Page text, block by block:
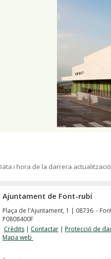
i hora de la darrera
Ajuntament de Font-rubí
Plaça de l'Ajuntament, 1 | 08736 -
P0808400F
Crèdits | Contactar | Protecció de
Mapa web